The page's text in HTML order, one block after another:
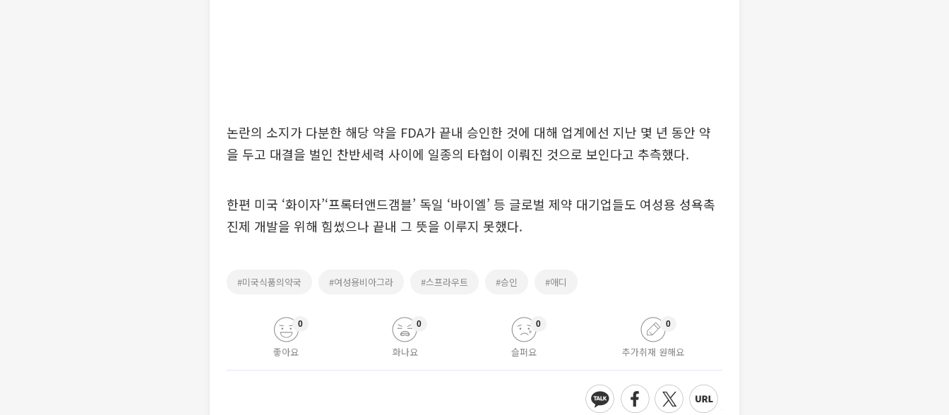
논란의 소지가 다분한 해당 약을 FDA가 끝내 승인한 것에 대해 업계에선 지난 몇 년 동안 약
을 두고 대결을 벌인 찬반세력 사이에 일종의 타협이 이뤄진 것으로 보인다고 추측했다.
한편 미국 ‘화이자’‘프록터앤드갬블’ 독일 ‘바이엘’ 등 글로벌 제약 대기업들도 여성용 성욕촉
진제 개발을 위해 힘썼으나 끝내 그 뜻을 이루지 못했다.
#미국식품의약국 #여성용비아그라 #스프라우트 #승인 #애디
좋아요
0
화나요
0
슬퍼요
0
추가취재 원해요
0